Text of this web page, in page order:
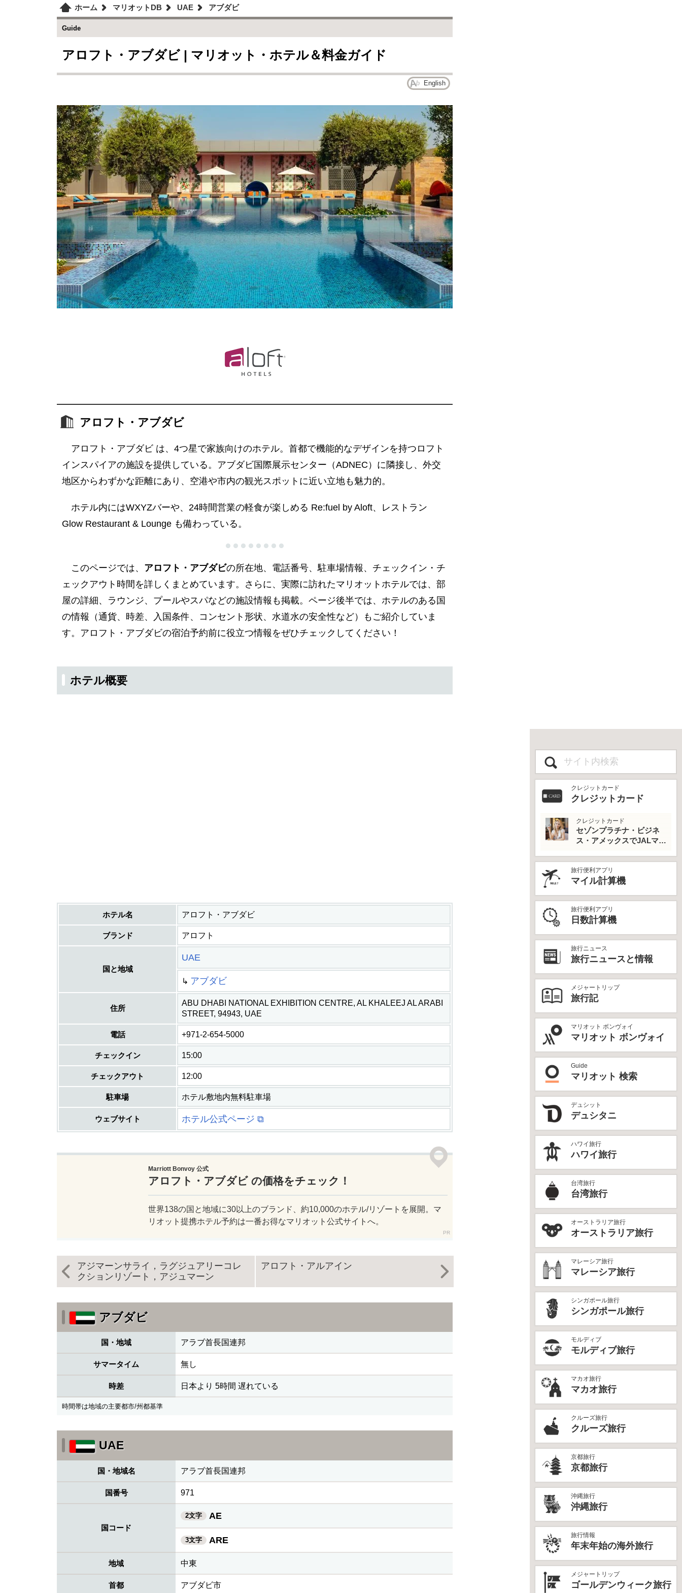
ホーム マリオットDB UAE アブダビ
Guide
アロフト・アブダビ | マリオット・ホテル＆料金ガイド
English
アロフト・アブダビ
アロフト・アブダビ は、4つ星で家族向けのホテル。首都で機能的なデザインを持つロフト
インスパイアの施設を提供している。アブダビ国際展示センター（ADNEC）に隣接し、外交
地区からわずかな距離にあり、空港や市内の観光スポットに近い立地も魅力的。
ホテル内にはWXYZバーや、24時間営業の軽食が楽しめる Re:fuel by Aloft、レストラン
Glow Restaurant & Lounge も備わっている。
このページでは、 アロフト・アブダビの所在地、電話番号、駐車場情報、チェックイン・チ
ェックアウト時間を詳しくまとめています。さらに、実際に訪れたマリオットホテルでは、部
屋の詳細、ラウンジ、プールやスパなどの施設情報も掲載。ページ後半では、ホテルのある国
の情報（通貨、時差、入国条件、コンセント形状、水道水の安全性など）もご紹介していま
す。アロフト・アブダビの宿泊予約前に役立つ情報をぜひチェックしてください！
ホテル概要
ホテル名 アロフト・アブダビ
ブランド アロフト
国と地域
UAE
↳ アブダビ
住所
ABU DHABI NATIONAL EXHIBITION CENTRE, AL KHALEEJ AL ARABI
STREET, 94943, UAE
電話 +971-2-654-5000
チェックイン 15:00
チェックアウト 12:00
駐車場 ホテル敷地内無料駐車場
ウェブサイト ホテル公式ページ ⧉
Marriott Bonvoy 公式
アロフト・アブダビ の価格をチェック！
世界138の国と地域に30以上のブランド、約10,000のホテル/リゾートを展開。マ
リオット提携ホテル予約は一番お得なマリオット公式サイトへ。
アジマーンサライ，ラグジュアリーコレ
クションリゾート，アジュマーン
アロフト・アルアイン
アブダビ
国・地域 アラブ首長国連邦
サマータイム 無し
時差 日本より 5時間 遅れている
時間帯は地域の主要都市/州都基準
UAE
国・地域名 アラブ首長国連邦
国番号 971
国コード
2文字 AE
3文字 ARE
地域 中東
首都 アブダビ市
クレジットカード
クレジットカード
クレジットカード
セゾンプラチナ・ビジネ
ス・アメックスでJALマイ
を最大活用！
旅行便利アプリ
マイル計算機
旅行便利アプリ
日数計算機
旅行ニュース
旅行ニュースと情報
メジャートリップ
旅行記
マリオット ボンヴォイ
マリオット ボンヴォイ
Guide
マリオット 検索
デュシット
デュシタニ
ハワイ旅行
ハワイ旅行
台湾旅行
台湾旅行
オーストラリア旅行
オーストラリア旅行
マレーシア旅行
マレーシア旅行
シンガポール旅行
シンガポール旅行
モルディブ
モルディブ旅行
マカオ旅行
マカオ旅行
クルーズ旅行
クルーズ旅行
京都旅行
京都旅行
沖縄旅行
沖縄旅行
旅行情報
年末年始の海外旅行
メジャートリップ
ゴールデンウィーク旅行